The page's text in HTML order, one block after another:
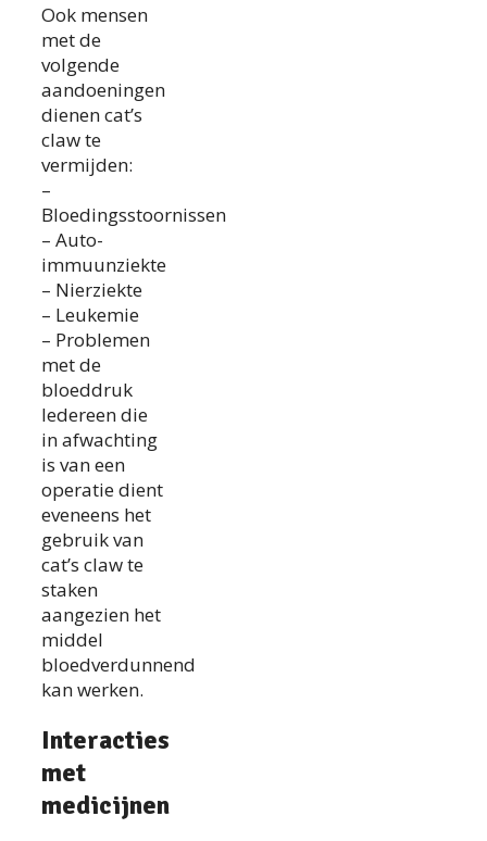
Ook mensen
met de
volgende
aandoeningen
dienen cat’s
claw te
vermijden:
–
Bloedingsstoornissen
– Auto-
immuunziekte
– Nierziekte
– Leukemie
– Problemen
met de
bloeddruk
Iedereen die
in afwachting
is van een
operatie dient
eveneens het
gebruik van
cat’s claw te
staken
aangezien het
middel
bloedverdunnend
kan werken.
Interacties
met
medicijnen